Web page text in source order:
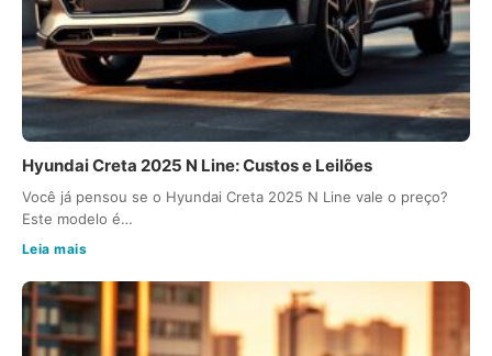
Hyundai Creta 2025 N Line: Custos e Leilões
Você já pensou se o Hyundai Creta 2025 N Line vale o preço?
Este modelo é…
Leia mais